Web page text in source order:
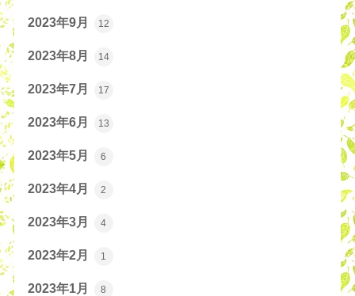
2023年9月 12
2023年8月 14
2023年7月 17
2023年6月 13
2023年5月 6
2023年4月 2
2023年3月 4
2023年2月 1
2023年1月 8